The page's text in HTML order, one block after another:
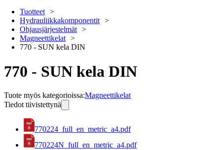
Tuotteet
Hydrauliikkakomponentit
Ohjausjärjestelmät
Magneettikelat
770 - SUN kela DIN
770 - SUN kela DIN
Tuote myös kategorioissa:Magneettikelat
Tiedot tiivistettynä
770224_full_en_metric_a4.pdf
770224N_full_en_metric_a4.pdf